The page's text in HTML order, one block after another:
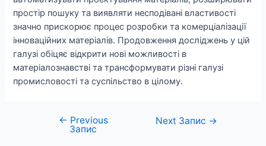
простір пошуку та виявляти несподівані властивості
значно прискорює процес розробки та комерціалізації
інноваційних матеріалів. Продовження досліджень у цій
галузі обіцяє відкрити нові можливості в
матеріалознавстві та трансформувати різні галузі
промисловості та суспільство в цілому.
Навігація
← Previous
Запис
Next Запис →